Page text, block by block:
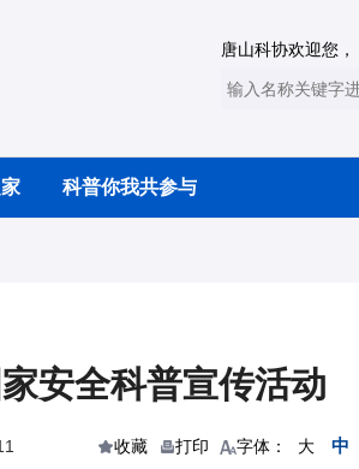
唐山科协欢迎您，
科普你我共参与
安全科普宣传活动
收藏 打印 字体： 大 中